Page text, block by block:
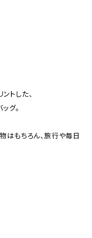
トした、
グ。
はもちろん、旅行や毎日